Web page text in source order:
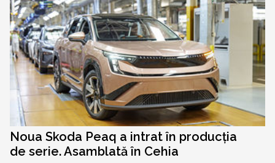
Noua Skoda Peaq a intrat în producția
de serie. Asamblată în Cehia